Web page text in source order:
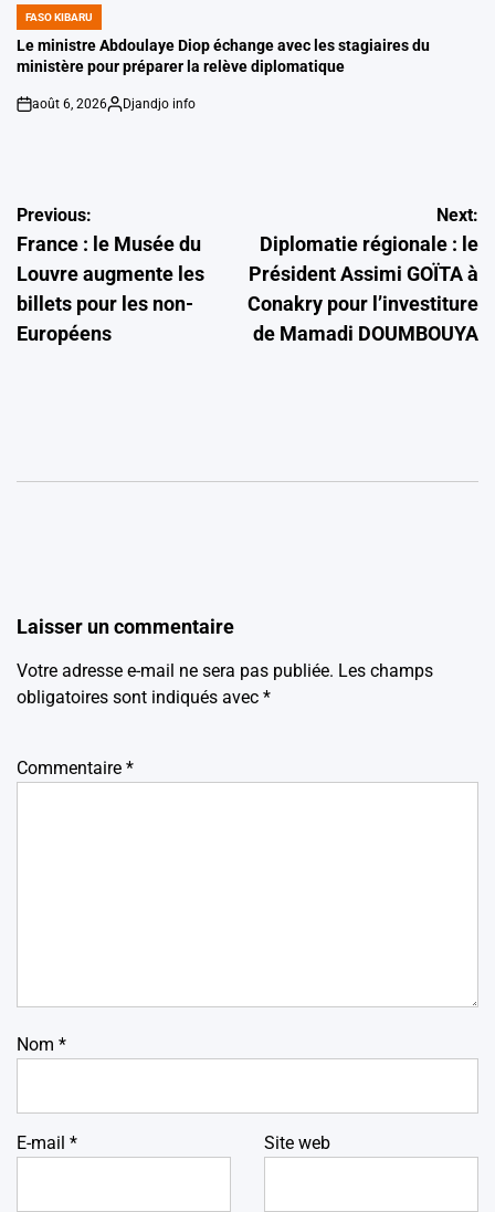
POSTED
IN
FASO KIBARU
Le ministre Abdoulaye Diop échange avec les stagiaires du
ministère pour préparer la relève diplomatique
on
août 6, 2026
Posted
Djandjo info
Navigation
de
l’article
Previous:
France : le Musée du
Louvre augmente les
billets pour les non-
Européens
Next:
Diplomatie régionale : le
Président Assimi GOÏTA à
Conakry pour l’investiture
de Mamadi DOUMBOUYA
Laisser un commentaire
Votre adresse e-mail ne sera pas publiée. Les champs
obligatoires sont indiqués avec *
Commentaire *
Nom *
E-mail * Site web